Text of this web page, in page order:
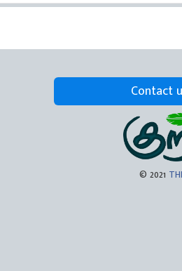
Contact
© 2021